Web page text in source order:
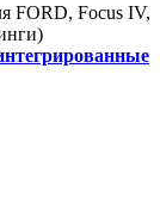
FORD, Focus IV,